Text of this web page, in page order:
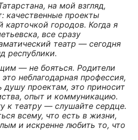
на мой взгляд,
качественные проекты
карточкой городов. Когда я
все сразу
театр — сегодня
республики.
— не бояться. Родители
неблагодарная профессия,
душу проектам, это приносит
опыт и коммуникацию.
к театру — слушайте сердце.
всему, что есть в жизни,
и искренне любить то, что